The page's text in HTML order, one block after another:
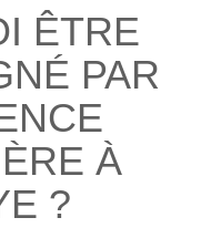
ÊTRE
PAR
À
?